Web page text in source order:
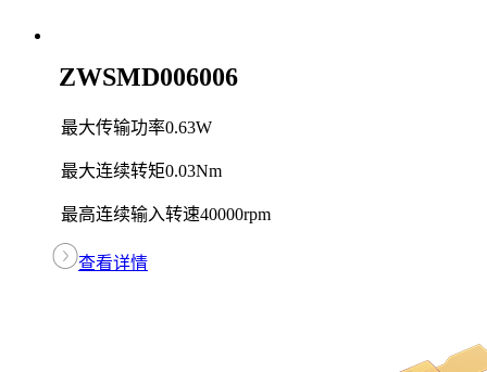
ZWSMD006006
最大传输功率0.63W
最大连续转矩0.03Nm
最高连续输入转速40000rpm
查看详情